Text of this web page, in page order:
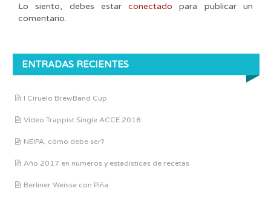
Lo siento, debes estarconectado para publicar un
comentario.
ENTRADAS RECIENTES
I Ciruelo BrewBand Cup
Vídeo Trappist Single ACCE 2018
NEIPA, cómo debe ser?
Año 2017 en números y estadísticas de recetas
Berliner Weisse con Piña